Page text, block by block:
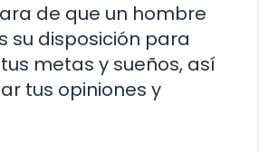
de que un hombre
su disposición para
metas y sueños, así
tus opiniones y